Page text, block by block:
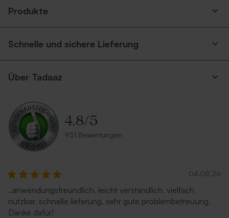
Produkte
Schnelle und sichere Lieferung
Über Tadaaz
4.8/5
951 Bewertungen
04.08.26
..anwendungsfreundlich. leicht verständlich. vielfach
nutzbar. schnelle lieferung. sehr gute problembetreuung.
Danke dafür!